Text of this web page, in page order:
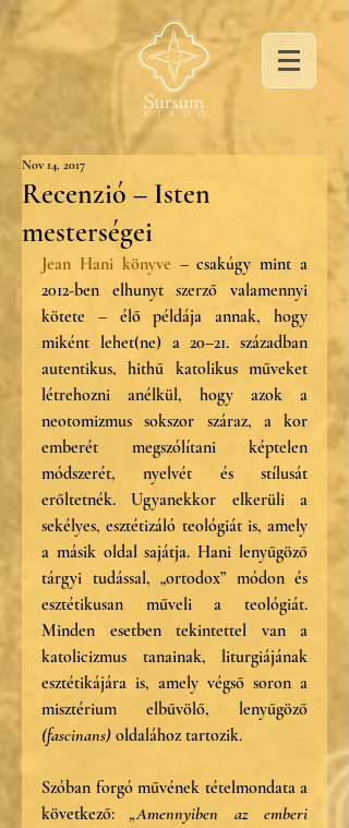
Recenzió – Isten
mesterségei
Nov 14, 2017
Jean Hani könyve – csakúgy mint a
2012-ben elhunyt szerző valamennyi
kötete – élő példája annak, hogy
miként lehet(ne) a 20–21. században
autentikus, hithű katolikus műveket
létrehozni anélkül, hogy azok a
neotomizmus sokszor száraz, a kor
emberét megszólítani képtelen
módszerét, nyelvét és stílusát
erőltetnék. Ugyanekkor elkerüli a
sekélyes, esztétizáló teológiát is, amely
a másik oldal sajátja. Hani lenyűgöző
tárgyi tudással, „ortodox” módon és
esztétikusan műveli a teológiát.
Minden esetben tekintettel van a
katolicizmus tanainak, liturgiájának
esztétikájára is, amely végső soron a
(fascinans) oldalához tartozik.
Szóban forgó művének tételmondata a
következő: „Amennyiben az emberi